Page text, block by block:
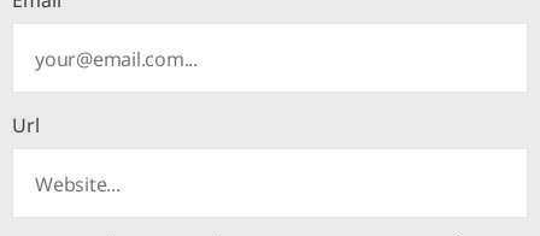
Url